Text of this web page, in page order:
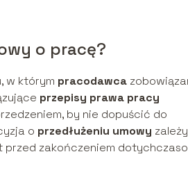
o pracę?
w którym pracodawca
przepisy prawa pracy
by nie dopuścić do
o przedłużeniu umowy
zakończeniem